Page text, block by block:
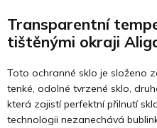
Transparentní
tištěnými okraji
Toto ochranné sklo je složeno
tenké, odolné tvrzené sklo,
která zajistí perfektní přilnutí
technologii nezanechává